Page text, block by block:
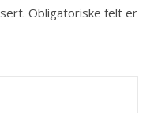
Obligatoriske felt er